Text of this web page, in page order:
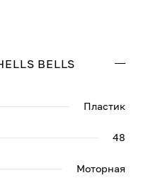
до 4 гостей в
информации
BELLS
Пластик
48
Моторная